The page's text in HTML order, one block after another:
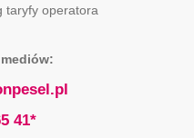
taryfy operatora
41*